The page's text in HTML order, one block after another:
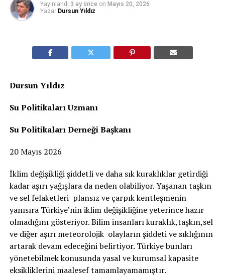
Yayınlandı 3 ay önce on Mayıs 20, 2026
Yazar Dursun Yıldız
Dursun Yıldız
Su Politikaları Uzmanı
Su Politikaları Derneği Başkanı
20 Mayıs 2026
İklim değişikliği şiddetli ve daha sık kuraklıklar getirdiği
kadar aşırı yağışlara da neden olabiliyor. Yaşanan taşkın
ve sel felaketleri plansız ve çarpık kentleşmenin
yanısıra Türkiye’nin iklim değişikliğine yeterince hazır
olmadığını gösteriyor. Bilim insanları kuraklık,taşkın,sel
ve diğer aşırı meteorolojik olayların şiddeti ve sıklığının
artarak devam edeceğini belirtiyor. Türkiye bunları
yönetebilmek konusunda yasal ve kurumsal kapasite
eksikliklerini maalesef tamamlayamamıştır.